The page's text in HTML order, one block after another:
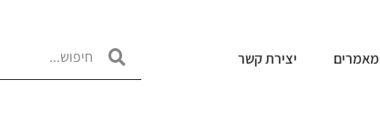
מאמרים יצירת קשר